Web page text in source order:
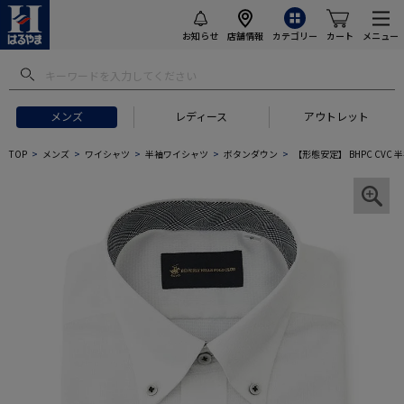
お知らせ 店舗情報 カテゴリー カート メニュー
メンズ レディース アウトレット
TOP メンズ ワイシャツ 半袖ワイシャツ ボタンダウン 【形態安定】 BHPC CVC